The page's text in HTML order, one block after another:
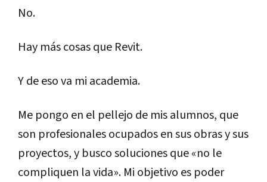
No.
Hay más cosas que Revit.
Y de eso va mi academia.
Me pongo en el pellejo de mis alumnos, que
son profesionales ocupados en sus obras y sus
proyectos, y busco soluciones que «no le
compliquen la vida». Mi objetivo es poder